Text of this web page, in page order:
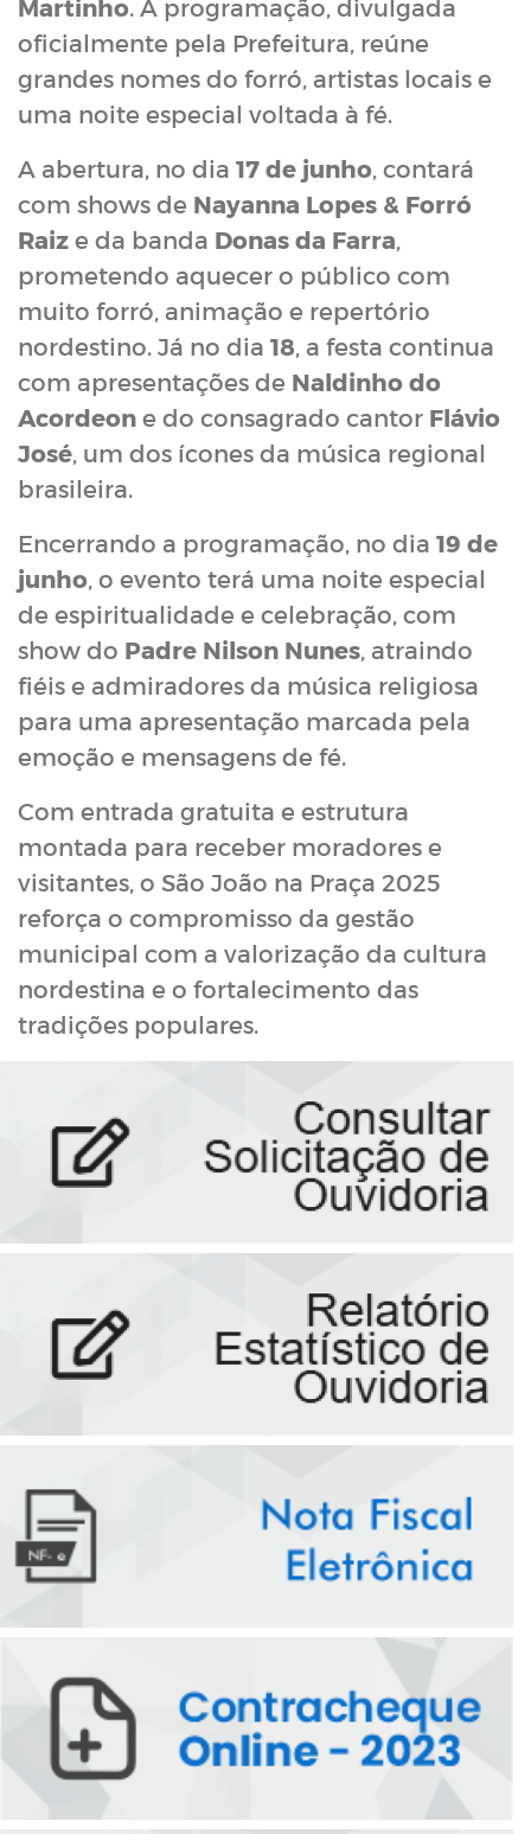
Martinho. A programação, divulgada
oficialmente pela Prefeitura, reúne
grandes nomes do forró, artistas locais e
uma noite especial voltada à fé.
A abertura, no dia 17 de junho, contará
com shows de Nayanna Lopes & Forró
Raiz e da banda Donas da Farra,
prometendo aquecer o público com
muito forró, animação e repertório
nordestino. Já no dia 18, a festa continua
com apresentações de Naldinho do
Acordeon e do consagrado cantor Flávio
José, um dos ícones da música regional
brasileira.
Encerrando a programação, no dia 19 de
junho, o evento terá uma noite especial
de espiritualidade e celebração, com
show do Padre Nilson Nunes, atraindo
fiéis e admiradores da música religiosa
para uma apresentação marcada pela
emoção e mensagens de fé.
Com entrada gratuita e estrutura
montada para receber moradores e
visitantes, o São João na Praça 2025
reforça o compromisso da gestão
municipal com a valorização da cultura
nordestina e o fortalecimento das
tradições populares.